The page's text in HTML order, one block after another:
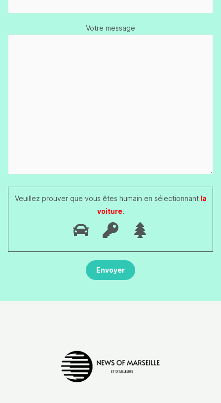
Votre message
Veuillez prouver que vous êtes humain en sélectionnantla
voiture.